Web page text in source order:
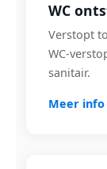
WC
Verstopt
WC-
sanitair.
Meer info